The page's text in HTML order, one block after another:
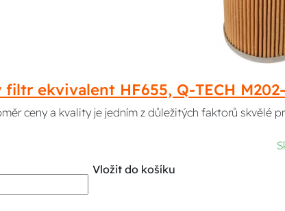
ekvivalent HF655, Q-TECH
ceny a kvality je jedním z důležitých faktorů skvělé
Vložit do košíku